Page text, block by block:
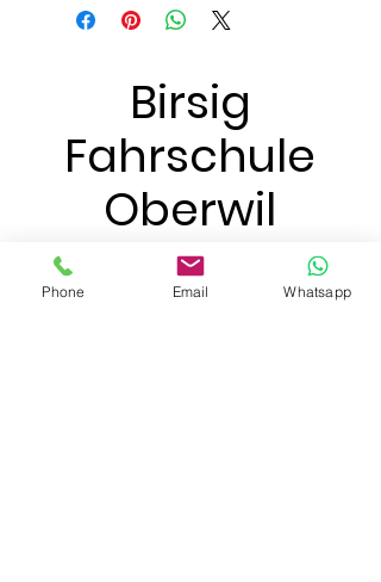
Birsig
Fahrschule
Oberwil
Einfach, klar,
professionell
Phone Email Whatsapp